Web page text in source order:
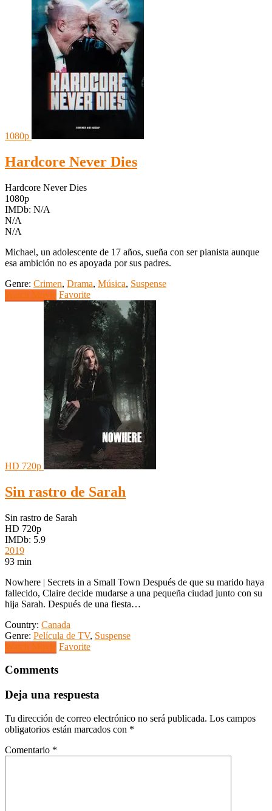
1080p
Hardcore Never Dies
Hardcore Never Dies
1080p
IMDb: N/A
N/A
N/A
Michael, un adolescente de 17 años, sueña con ser pianista aunque
esa ambición no es apoyada por sus padres.
Genre: Crimen, Drama, Música, Suspense
Watch Movie Favorite
HD 720p
Sin rastro de Sarah
Sin rastro de Sarah
HD 720p
IMDb: 5.9
2019
93 min
Nowhere | Secrets in a Small Town Después de que su marido haya
fallecido, Claire decide mudarse a una pequeña ciudad junto con su
hija Sarah. Después de una fiesta…
Country: Canada
Genre: Película de TV, Suspense
Watch Movie Favorite
Comments
Deja una respuesta
Tu dirección de correo electrónico no será publicada. Los campos
obligatorios están marcados con *
Comentario *